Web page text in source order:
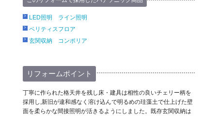
LED照明 ライン照明
ベリティスフロア
玄関収納 コンポリア
リフォームポイント
丁寧に作られた格天井を残し床・建具は相性の良いチェリー柄を
採用し,新旧が違和感なく溶け込んで明るめの珪藻土で仕上げた壁
面を柔らかな間接照明が活きるようにしました。既存玄関収納は